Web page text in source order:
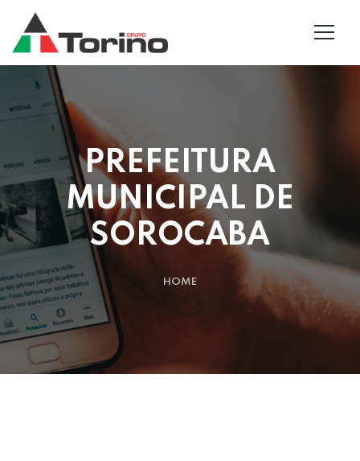
PREFEITURA
MUNICIPAL DE
SOROCABA
HOME